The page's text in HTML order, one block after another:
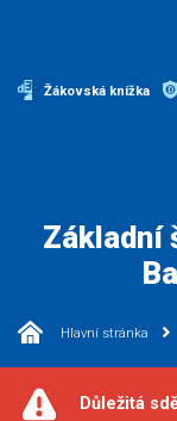
Žákovská knížka
Základní
Hlavní stránka
Důležitá